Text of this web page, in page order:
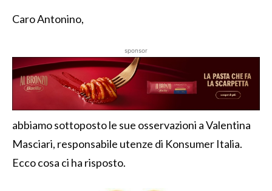
Caro Antonino,
sponsor
abbiamo sottoposto le sue osservazioni a Valentina
Masciari, responsabile utenze di Konsumer Italia.
Ecco cosa ci ha risposto.